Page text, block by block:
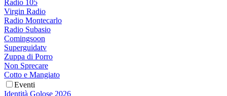
Radio 105
Virgin Radio
Radio Montecarlo
Radio Subasio
Comingsoon
Superguidatv
Zuppa di Porro
Non Sprecare
Cotto e Mangiato
Eventi
Identità Golose 2026